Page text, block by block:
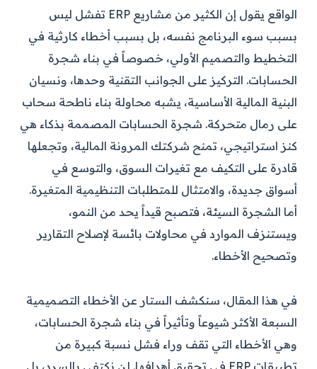
الواقع يقول إن الكثير من مشاريع ERP تفشل ليس
بسبب سوء البرنامج نفسه، بل بسبب أخطاء كارثية في
التخطيط والتصميم الأولي، خصوصاً في بناء شجرة
الحسابات. التركيز على الجوانب التقنية وحدها، ونسيان
البنية المالية الأساسية، يشبه محاولة بناء ناطحة سحاب
على رمال متحركة. شجرة الحسابات المصممة بذكاء هي
كنز استراتيجي، تمنح شركتك المرونة المالية، وتجعلها
قادرة على التكيف مع تغيرات السوق، والتوسع في
أسواق جديدة، والامتثال للمتطلبات التنظيمية المتغيرة.
أما الشجرة السيئة، فتصبح قيداً يحد من النمو،
ويستنزف الموارد في محاولات بائسة لإصلاح التقارير
وتصحيح الأخطاء.
في هذا المقال، سنكشف الستار عن الأخطاء التصميمية
السبعة الأكثر شيوعاً وتأثيراً في بناء شجرة الحسابات،
وهي الأخطاء التي تقف وراء فشل نسبة كبيرة من
تطبيقات ERP في تحقيق أهدافها. لن نكتفي بالسرد، بل